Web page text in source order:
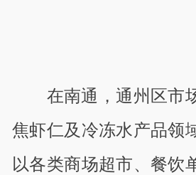
在南通，通州区市
焦虾仁及冷冻水产品领
以各类商场超市、餐饮